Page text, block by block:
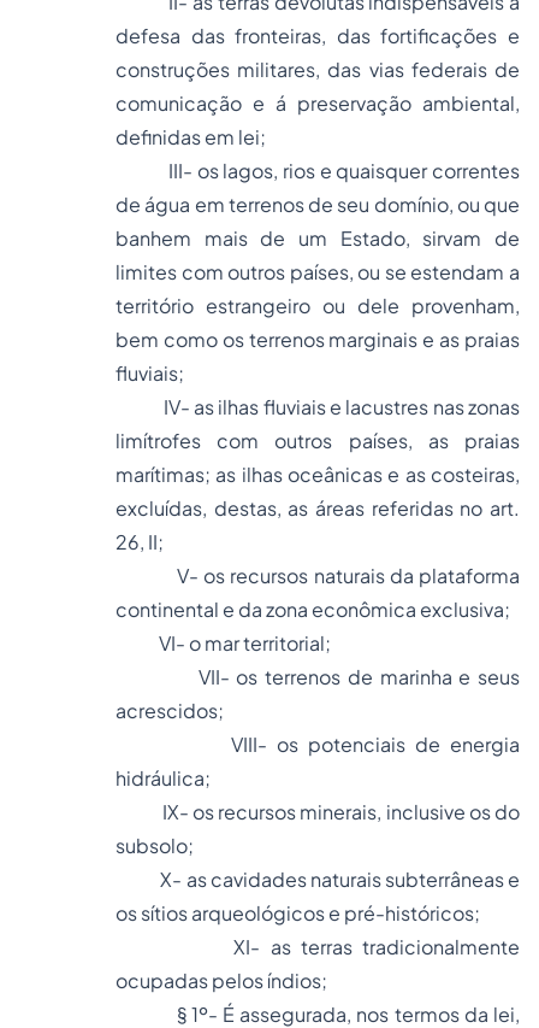
defesa das fronteiras, das fortificações e
construções militares, das vias federais de
comunicação e á preservação ambiental,
definidas em lei;
III- os lagos, rios e quaisquer correntes
de água em terrenos de seu domínio, ou que
banhem mais de um Estado, sirvam de
limites com outros países, ou se estendam a
território estrangeiro ou dele provenham,
bem como os terrenos marginais e as praias
fluviais;
IV- as ilhas fluviais e lacustres nas zonas
limítrofes com outros países, as praias
marítimas; as ilhas oceânicas e as costeiras,
excluídas, destas, as áreas referidas no art.
26, II;
V- os recursos naturais da plataforma
continental e da zona econômica exclusiva;
VI- o mar territorial;
VII- os terrenos de marinha e seus
acrescidos;
VIII- os potenciais de energia
hidráulica;
IX- os recursos minerais, inclusive os do
subsolo;
X- as cavidades naturais subterrâneas e
os sítios arqueológicos e pré-históricos;
XI- as terras tradicionalmente
ocupadas pelos índios;
§ 1º- É assegurada, nos termos da lei,